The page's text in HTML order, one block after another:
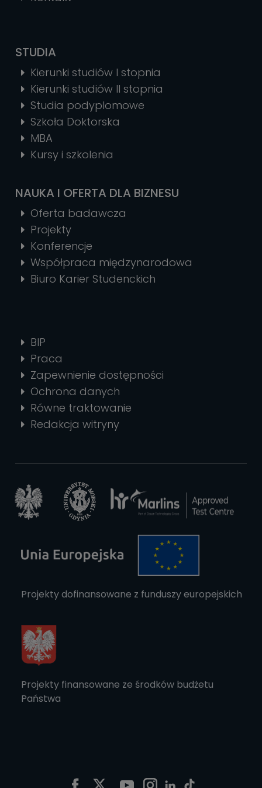
STUDIA
Kierunki studiów I stopnia
Kierunki studiów II stopnia
Studia podyplomowe
Szkoła Doktorska
MBA
Kursy i szkolenia
NAUKA I OFERTA DLA BIZNESU
Oferta badawcza
Projekty
Konferencje
Współpraca międzynarodowa
Biuro Karier Studenckich
BIP
Praca
Zapewnienie dostępności
Ochrona danych
Równe traktowanie
Redakcja witryny
Projekty dofinansowane z funduszy europejskich
Projekty finansowane ze środków budżetu
Państwa